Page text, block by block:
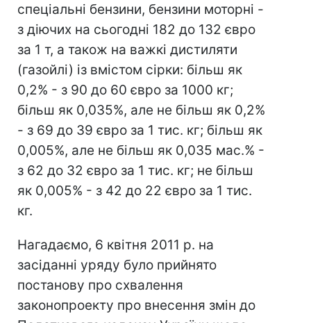
спеціальні бензини, бензини моторні -
з діючих на сьогодні 182 до 132 євро
за 1 т, а також на важкі дистиляти
(газойлі) із вмістом сірки: більш як
0,2% - з 90 до 60 євро за 1000 кг;
більш як 0,035%, але не більш як 0,2%
- з 69 до 39 євро за 1 тис. кг; більш як
0,005%, але не більш як 0,035 мас.% -
з 62 до 32 євро за 1 тис. кг; не більш
як 0,005% - з 42 до 22 євро за 1 тис.
кг.
Нагадаємо, 6 квітня 2011 р. на
засіданні уряду було прийнято
постанову про схвалення
законопроекту про внесення змін до